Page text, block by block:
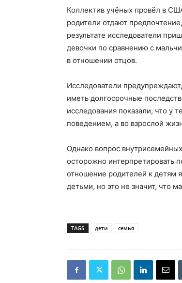
Коллектив учёных провёл в
родители отдают
результате исследователи
девочки по сравнению с
в отношении отцов.
Исследователи
иметь долгосрочные
исследования показали, что у
поведением, а во взрослой
Однако вопрос
осторожно интерпретировать
отношение родителей к детям
детьми, но это не значит, что
TAGS дети семья